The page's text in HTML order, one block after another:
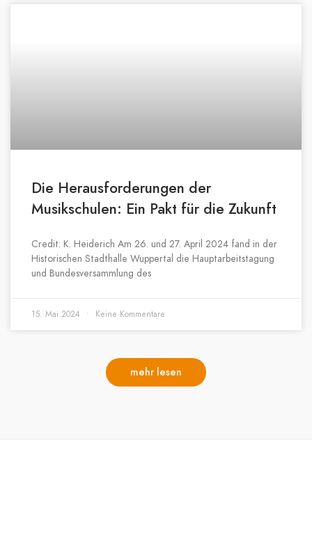
Die Herausforderungen der
Musikschulen: Ein Pakt für die Zukunft
Credit: K. Heiderich Am 26. und 27. April 2024 fand in der
Historischen Stadthalle Wuppertal die Hauptarbeitstagung
und Bundesversammlung des
15. Mai 2024 Keine Kommentare
mehr lesen